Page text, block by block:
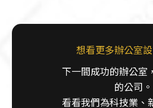
想看更多辦公室
下一間成功的辦公室
的公司。
看看我們為科技業、